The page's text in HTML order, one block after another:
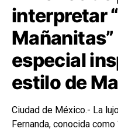
interpretar
especial
estilo de
Ciudad de México.- La
Fernanda, conocida